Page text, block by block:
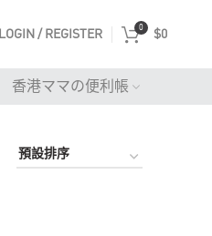
LOGIN / REGISTER
0
$0
香港ママの便利帳